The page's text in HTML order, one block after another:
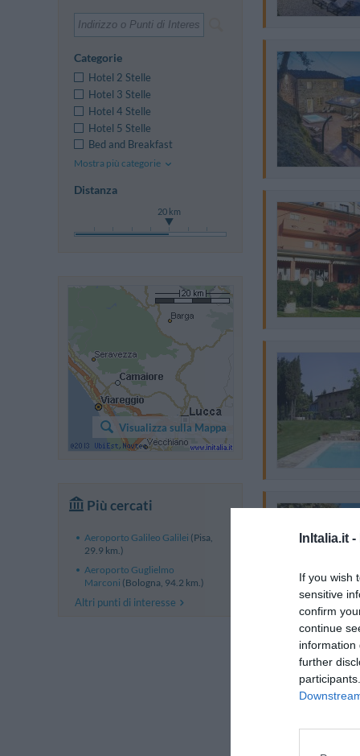
InItalia.it -
If you wish
sensitive
confirm
continue
information
further
Categorie
Hotel 2 Stelle
Hotel 3 Stelle
Hotel 4 Stelle
Hotel 5 Stelle
Bed and Breakfast
Mostra più categorie
Distanza
20 km
Visualizza sulla Mappa
Più cercati
Aeroporto Galileo Galilei (Pisa,
29.9 km.)
Aeroporto Guglielmo
Marconi (Bologna, 94.2 km.)
Altri punti di interesse